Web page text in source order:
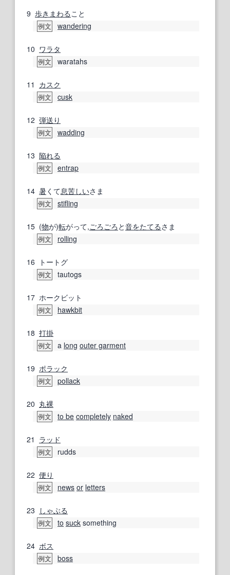
9 歩きまわる こと
例文 wandering
10 ワラタ
例文 waratahs
11 カスク
例文 cusk
12 弾送り
例文 wadding
13 陥れる
例文 entrap
14 暑くて息苦しいさま
例文 stifling
15 (物が)転がって,ごろごろ と音をたてるさま
例文 rolling
16 トートグ
例文 tautogs
17 ホークビット
例文 hawkbit
18 打掛
例文 a long outer garment
19 ポラック
例文 pollack
20 丸裸
例文 to be completely naked
21 ラッド
例文 rudds
22 便り
例文 news or letters
23 しゃぶる
例文 to suck something
24 ボス
例文 boss